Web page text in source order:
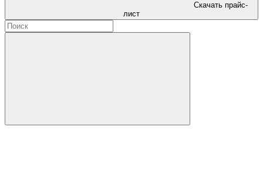
Скачать прайс-
лист